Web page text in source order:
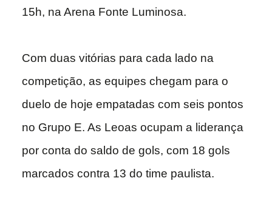
15h, na Arena Fonte Luminosa.
Com duas vitórias para cada lado na
competição, as equipes chegam para o
duelo de hoje empatadas com seis pontos
no Grupo E. As Leoas ocupam a liderança
por conta do saldo de gols, com 18 gols
marcados contra 13 do time paulista.